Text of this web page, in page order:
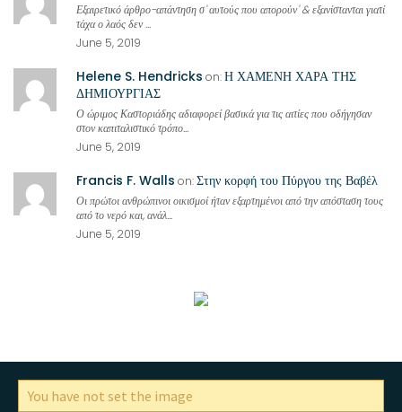
Εξαιρετικό άρθρο-απάντηση σ' αυτούς που απορούν' & εξανίστανται γιατί
τάχα ο λαός δεν ...
June 5, 2019
Helene S. Hendricks on:Η ΧΑΜΕΝΗ ΧΑΡΑ ΤΗΣ
ΔΗΜΙΟΥΡΓΙΑΣ
Ο ώριμος Καστοριάδης αδιαφορεί βασικά για τις αιτίες που οδήγησαν
στον καπιταλιστικό τρόπο...
June 5, 2019
Francis F. Walls on:Στην κορφή του Πύργου της Βαβέλ
Οι πρώτοι ανθρώπινοι οικισμοί ήταν εξαρτημένοι από την απόσταση τους
από το νερό και, ανάλ...
June 5, 2019
You have not set the image